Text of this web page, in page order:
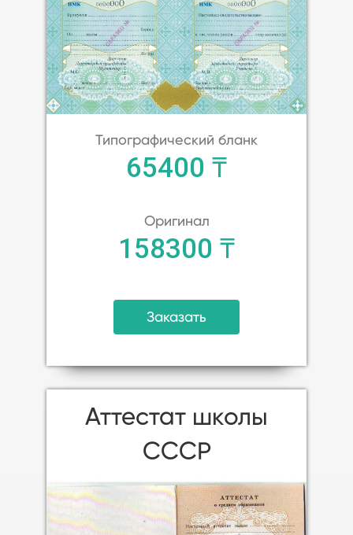
Типографический бланк
65400 ₸
Оригинал
158300 ₸
Заказать
Аттестат школы
CCСР